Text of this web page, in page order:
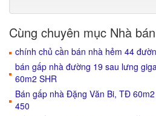
Cùng chuyên mục Nhà
chính chủ cần bán nhà hẻm 44
bán gấp nhà đường 19 sau lưng
60m2 SHR
Bán gấp nhà Đặng Văn Bi, TĐ
450